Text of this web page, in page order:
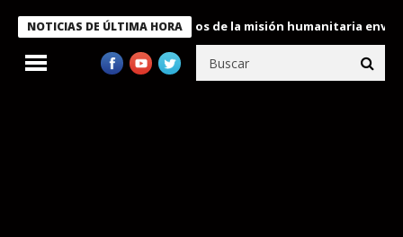
NOTICIAS DE ÚLTIMA HORA
condecora a miembros de la misión humanitaria enviada a